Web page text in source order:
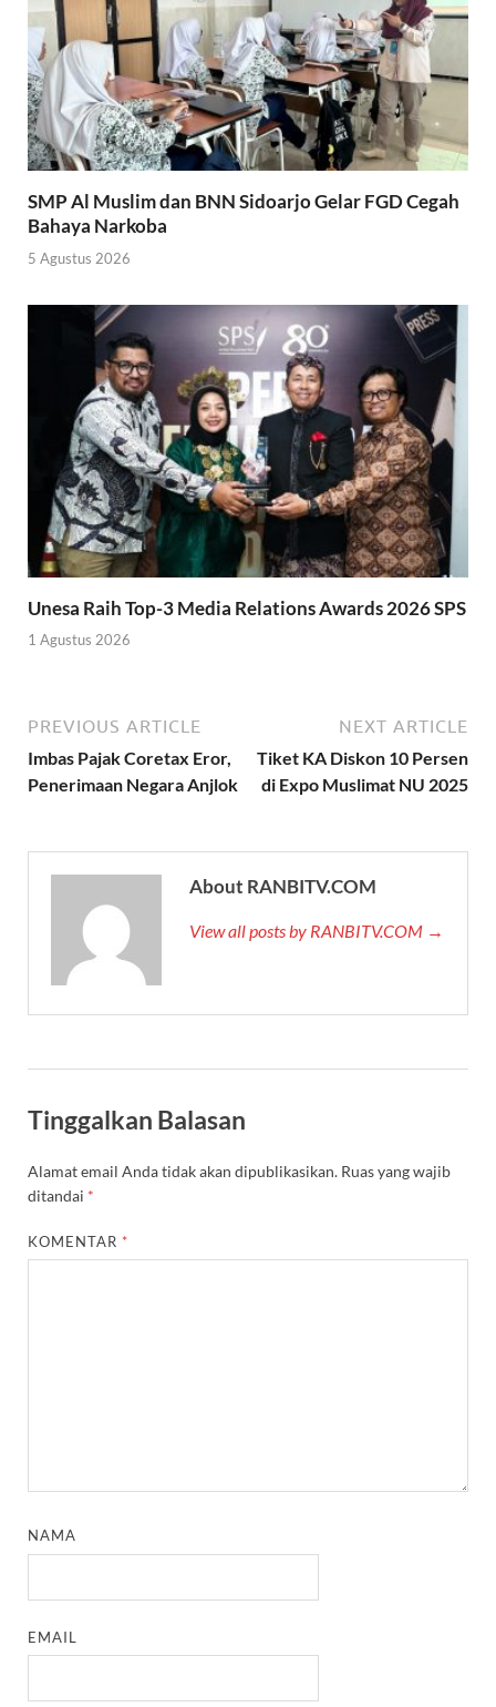
SMP Al Muslim dan BNN Sidoarjo Gelar FGD Cegah
Bahaya Narkoba
5 Agustus 2026
Unesa Raih Top-3 Media Relations Awards 2026 SPS
1 Agustus 2026
PREVIOUS ARTICLE
Imbas Pajak Coretax Eror,
Penerimaan Negara Anjlok
NEXT ARTICLE
Tiket KA Diskon 10 Persen
di Expo Muslimat NU 2025
About RANBITV.COM
View all posts by RANBITV.COM →
Tinggalkan Balasan
Alamat email Anda tidak akan dipublikasikan. Ruas yang wajib
ditandai *
KOMENTAR *
NAMA
EMAIL